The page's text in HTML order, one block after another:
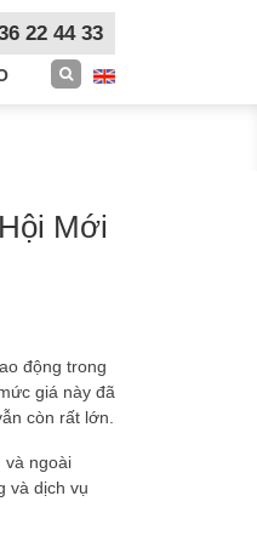
22 44 33
Mới
động trong
giá này đã
còn rất lớn.
và ngoài
và dịch vụ